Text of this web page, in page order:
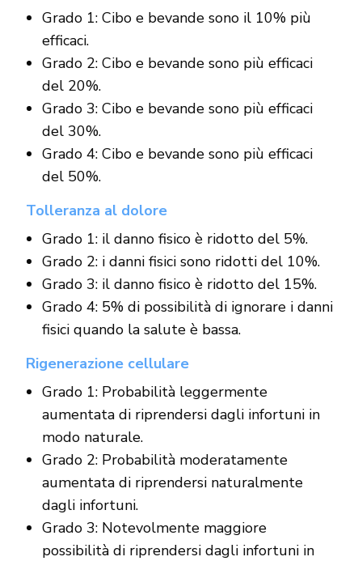
Grado 1: Cibo e bevande sono il 10% più
efficaci.
Grado 2: Cibo e bevande sono più efficaci
del 20%.
Grado 3: Cibo e bevande sono più efficaci
del 30%.
Grado 4: Cibo e bevande sono più efficaci
del 50%.
Tolleranza al dolore
Grado 1: il danno fisico è ridotto del 5%.
Grado 2: i danni fisici sono ridotti del 10%.
Grado 3: il danno fisico è ridotto del 15%.
Grado 4: 5% di possibilità di ignorare i danni
fisici quando la salute è bassa.
Rigenerazione cellulare
Grado 1: Probabilità leggermente
aumentata di riprendersi dagli infortuni in
modo naturale.
Grado 2: Probabilità moderatamente
aumentata di riprendersi naturalmente
dagli infortuni.
Grado 3: Notevolmente maggiore
possibilità di riprendersi dagli infortuni in